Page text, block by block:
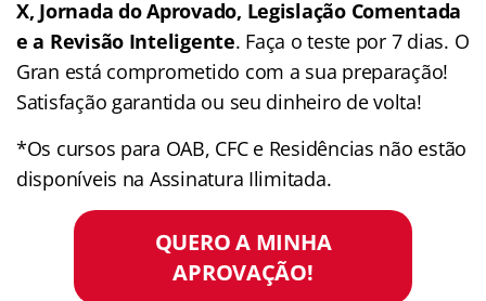
X, Jornada do Aprovado, Legislação Comentada
e a Revisão Inteligente. Faça o teste por 7 dias. O
Gran está comprometido com a sua preparação!
Satisfação garantida ou seu dinheiro de volta!
*Os cursos para OAB, CFC e Residências não estão
disponíveis na Assinatura Ilimitada.
QUERO A MINHA
APROVAÇÃO!